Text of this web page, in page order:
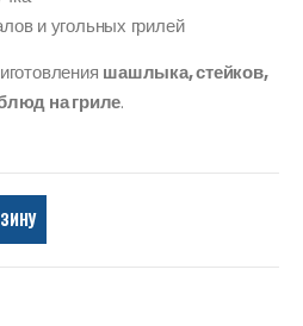
и угольных грилей
шашлыка, стейков,
на гриле.